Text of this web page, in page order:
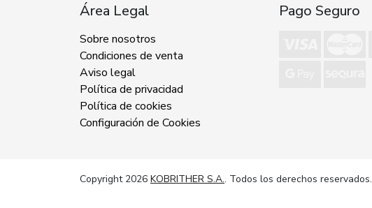
Área Legal
Sobre nosotros
Condiciones de venta
Aviso legal
Política de privacidad
Política de cookies
Configuración de Cookies
Pago Seguro
Copyright 2026 KOBRITHER S.A.. Todos los derechos reservados.